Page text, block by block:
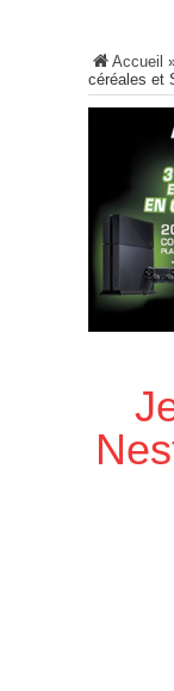
Accueil
céréales et